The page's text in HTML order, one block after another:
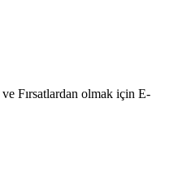
Fırsatlardan olmak için E-